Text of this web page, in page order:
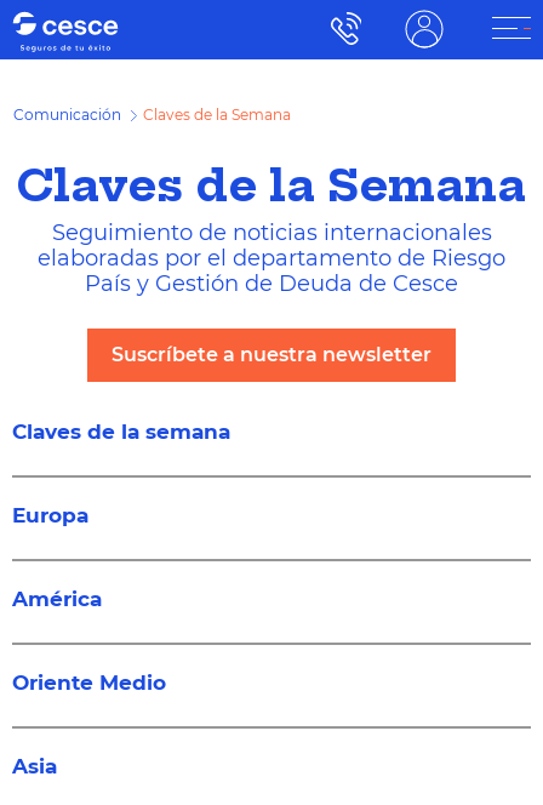
Comunicación Claves de la Semana
Claves de la Semana
Seguimiento de noticias internacionales
elaboradas por el departamento de Riesgo
País y Gestión de Deuda de Cesce
Suscríbete a nuestra newsletter
Claves de la semana
Europa
América
Oriente Medio
Asia